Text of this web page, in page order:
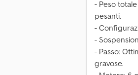
- Peso
pesanti.
-
-
- Passo:
gravose.